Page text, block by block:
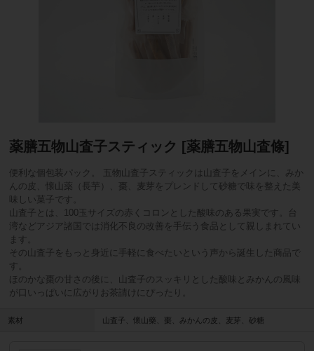
薬膳五物山査子スティック [薬膳五物山査條]
便利な個包装パック。 五物山査子スティックは山査子をメインに、みか
んの皮、懐山薬（長芋）、棗、麦芽をプレンドして砂糖で味を整えた美
味しい菓子です。
山査子とは、100玉サイズの赤くコロンとした酸味のある果実です。台
湾などアジア諸国では消化不良の改善を手伝う食品として親しまれてい
ます。
その山査子をもっと身近に手軽に食べたいという声から誕生した商品で
す。
ほのかな棗の甘さの後に、山査子のスッキリとした酸味とみかんの風味
が口いっぱいに広がりお茶請けにぴったり。
素材 山査子、懷山藥、棗、みかんの皮、麦芽、砂糖